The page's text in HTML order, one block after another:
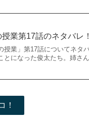
授業第17話のネタバレ
授業」第17話についてネ
とになった俊太たち。姉さ
！